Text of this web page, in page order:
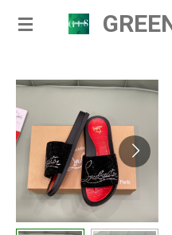
Passer
principal